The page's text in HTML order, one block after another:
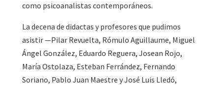
como psicoanalistas contemporáneos.
La decena de didactas y profesores que pudimos
asistir —Pilar Revuelta, Rómulo Aguillaume, Miguel
Ángel González, Eduardo Reguera, Josean Rojo,
María Ostolaza, Esteban Ferrández, Fernando
Soriano, Pablo Juan Maestre y José Luis Lledó,